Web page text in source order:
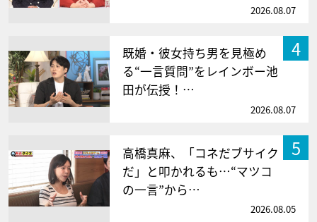
2026.08.07
4
既婚・彼女持ち男を見極め
る“一言質問”をレインボー池
田が伝授！…
2026.08.07
5
高橋真麻、「コネだブサイク
だ」と叩かれるも…“マツコ
の一言”から…
2026.08.05